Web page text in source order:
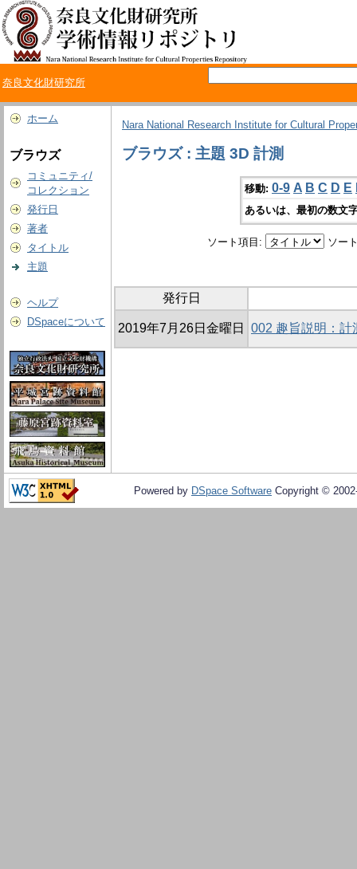
奈良文化財研究所
ホーム
ブラウズ
コミュニティ/
コレクション
発行日
著者
タイトル
主題
ヘルプ
DSpaceについて
Nara National Research Institute for Cultural
ブラウズ : 主題 3D 計測
移動: 0-9 A B C D E
あるいは、最初の数文
ソート項目: ソー
発行日
2019年7月26日金曜日 002 趣旨説明：計
Powered by DSpace Software Copyright ©